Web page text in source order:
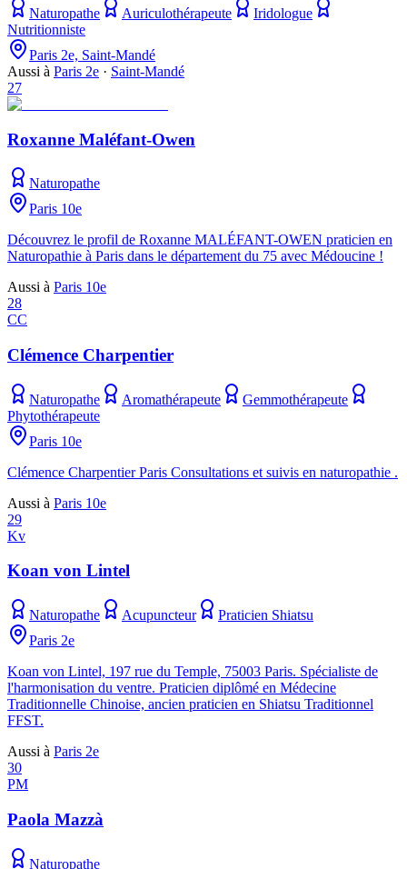
Naturopathe Auriculothérapeute
Iridologue
Nutritionniste
Paris 2e, Saint-Mandé
Aussi à Paris 2e · Saint-Mandé
27
Roxanne Maléfant-Owen
Naturopathe
Paris 10e
Découvrez le profil de Roxanne MALÉFANT-OWEN praticien en
Naturopathie à Paris dans le département du 75 avec Médoucine !
Aussi à Paris 10e
28
CC
Clémence Charpentier
Naturopathe Aromathérapeute
Gemmothérapeute
Phytothérapeute
Paris 10e
Clémence Charpentier Paris Consultations et suivis en naturopathie .
Aussi à Paris 10e
29
Kv
Koan von Lintel
Naturopathe Acupuncteur
Praticien Shiatsu
Paris 2e
Koan von Lintel, 197 rue du Temple, 75003 Paris. Spécialiste de
l'harmonisation du ventre. Praticien diplômé en Médecine
Traditionnelle Chinoise, ancien praticien en Shiatsu Traditionnel
FFST.
Aussi à Paris 2e
30
PM
Paola Mazzà
Naturopathe